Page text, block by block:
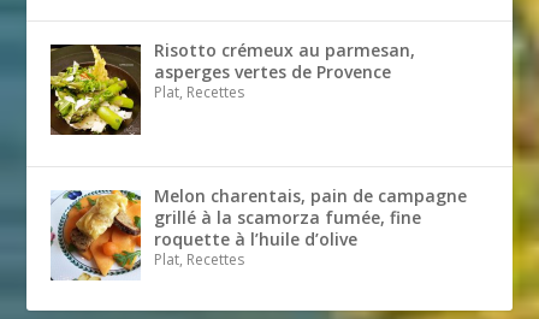
Risotto crémeux au parmesan,
asperges vertes de Provence
Plat, Recettes
Melon charentais, pain de campagne
grillé à la scamorza fumée, fine
roquette à l’huile d’olive
Plat, Recettes